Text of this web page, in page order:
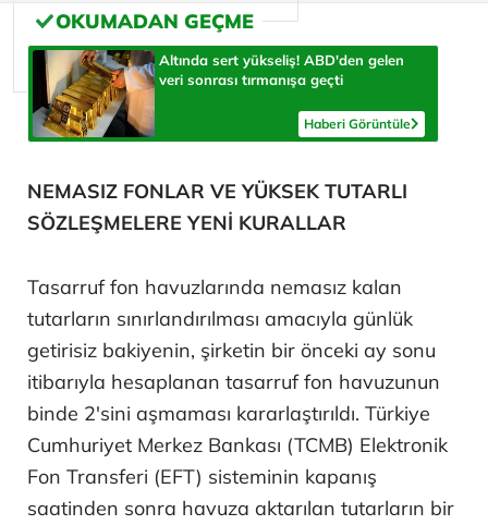
Altında sert yükseliş! ABD'den gelen
veri sonrası tırmanışa geçti
Haberi Görüntüle
NEMASIZ FONLAR VE YÜKSEK TUTARLI
SÖZLEŞMELERE YENİ KURALLAR
Tasarruf fon havuzlarında nemasız kalan
tutarların sınırlandırılması amacıyla günlük
getirisiz bakiyenin, şirketin bir önceki ay sonu
itibarıyla hesaplanan tasarruf fon havuzunun
binde 2'sini aşmaması kararlaştırıldı. Türkiye
Cumhuriyet Merkez Bankası (TCMB) Elektronik
Fon Transferi (EFT) sisteminin kapanış
saatinden sonra havuza aktarılan tutarların bir